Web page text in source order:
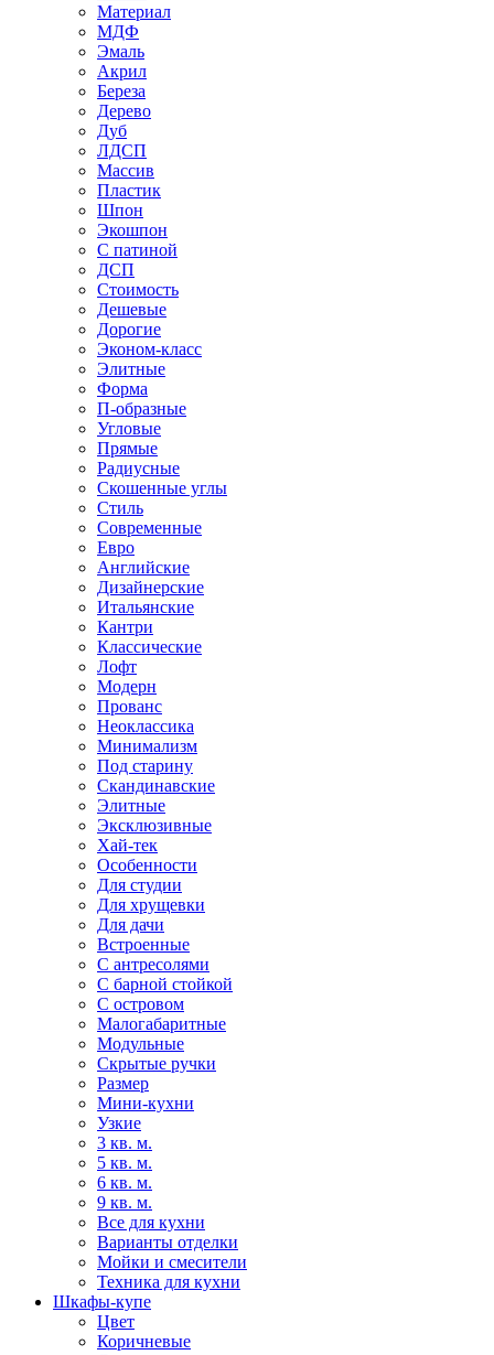
Материал
МДФ
Эмаль
Акрил
Береза
Дерево
Дуб
ЛДСП
Массив
Пластик
Шпон
Экошпон
С патиной
ДСП
Стоимость
Дешевые
Дорогие
Эконом-класс
Элитные
Форма
П-образные
Угловые
Прямые
Радиусные
Скошенные углы
Стиль
Современные
Евро
Английские
Дизайнерские
Итальянские
Кантри
Классические
Лофт
Модерн
Прованс
Неоклассика
Минимализм
Под старину
Скандинавские
Элитные
Эксклюзивные
Хай-тек
Особенности
Для студии
Для хрущевки
Для дачи
Встроенные
С антресолями
С барной стойкой
С островом
Малогабаритные
Модульные
Скрытые ручки
Размер
Мини-кухни
Узкие
3 кв. м.
5 кв. м.
6 кв. м.
9 кв. м.
Все для кухни
Варианты отделки
Мойки и смесители
Техника для кухни
Шкафы-купе
Цвет
Коричневые